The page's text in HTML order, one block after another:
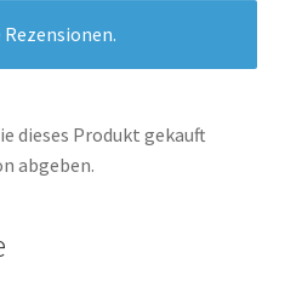
dieses Produkt gekauft
abgeben.